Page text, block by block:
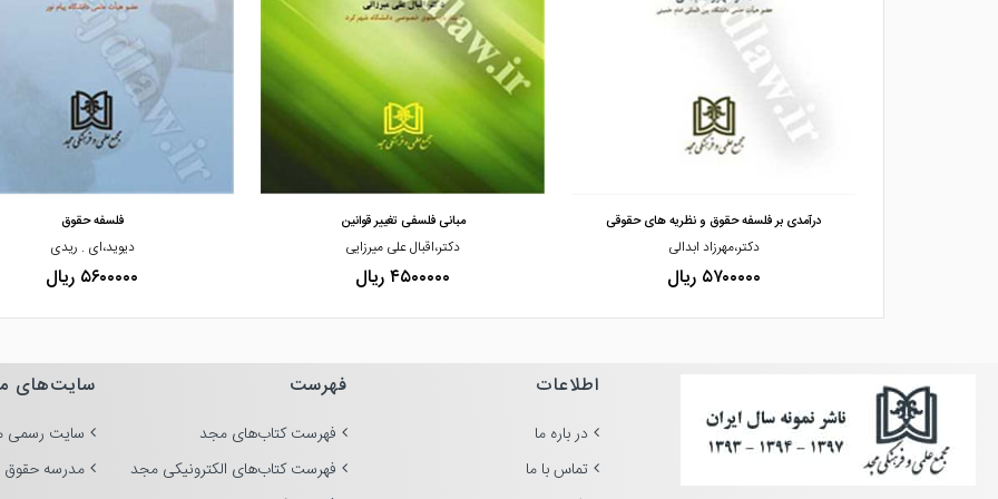
مشاهده و خرید
درآمدی بر فلسفه حقوق و نظریه های حقوقی
دکتر،مهرزاد ابدالی
۵۷۰۰۰۰۰ ریال
مبانی فلسفی تغییر قوانین
دکتر،اقبال علی میرزایی
۴۵۰۰۰۰۰ ریال
فلسفه حقوق
دیوید،ای . ریدی
۵۶۰۰۰۰۰ ریال
اطلاعات
در باره ما
تماس با ما
فهرست
فهرست کتاب‌های مجد
فهرست کتاب‌های الکترونیکی مجد
سایت‌های
سایت رسمی
مدرسه